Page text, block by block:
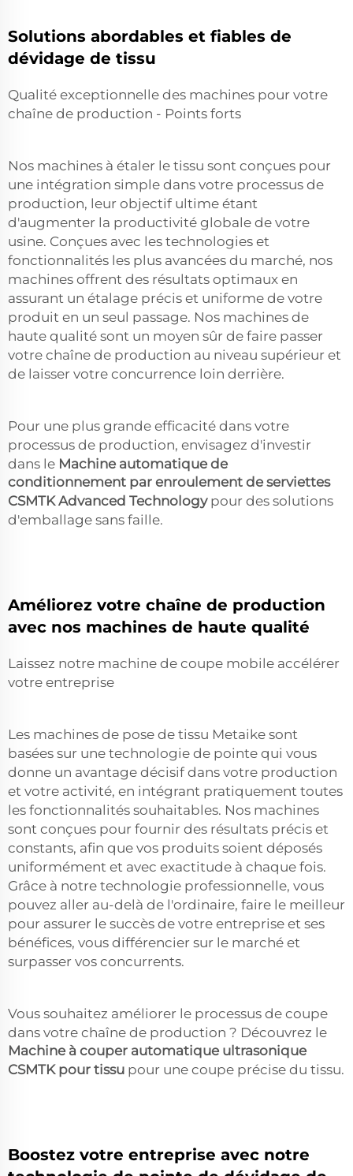
Solutions abordables et fiables de
dévidage de tissu
Qualité exceptionnelle des machines pour votre
chaîne de production - Points forts
Nos machines à étaler le tissu sont conçues pour
une intégration simple dans votre processus de
production, leur objectif ultime étant
d'augmenter la productivité globale de votre
usine. Conçues avec les technologies et
fonctionnalités les plus avancées du marché, nos
machines offrent des résultats optimaux en
assurant un étalage précis et uniforme de votre
produit en un seul passage. Nos machines de
haute qualité sont un moyen sûr de faire passer
votre chaîne de production au niveau supérieur et
de laisser votre concurrence loin derrière.
Pour une plus grande efficacité dans votre
processus de production, envisagez d'investir
dans le Machine automatique de
conditionnement par enroulement de serviettes
CSMTK Advanced Technology pour des solutions
d'emballage sans faille.
Améliorez votre chaîne de production
avec nos machines de haute qualité
Laissez notre machine de coupe mobile accélérer
votre entreprise
Les machines de pose de tissu Metaike sont
basées sur une technologie de pointe qui vous
donne un avantage décisif dans votre production
et votre activité, en intégrant pratiquement toutes
les fonctionnalités souhaitables. Nos machines
sont conçues pour fournir des résultats précis et
constants, afin que vos produits soient déposés
uniformément et avec exactitude à chaque fois.
Grâce à notre technologie professionnelle, vous
pouvez aller au-delà de l'ordinaire, faire le meilleur
pour assurer le succès de votre entreprise et ses
bénéfices, vous différencier sur le marché et
surpasser vos concurrents.
Vous souhaitez améliorer le processus de coupe
dans votre chaîne de production ? Découvrez le
Machine à couper automatique ultrasonique
CSMTK pour tissu pour une coupe précise du tissu.
Boostez votre entreprise avec notre